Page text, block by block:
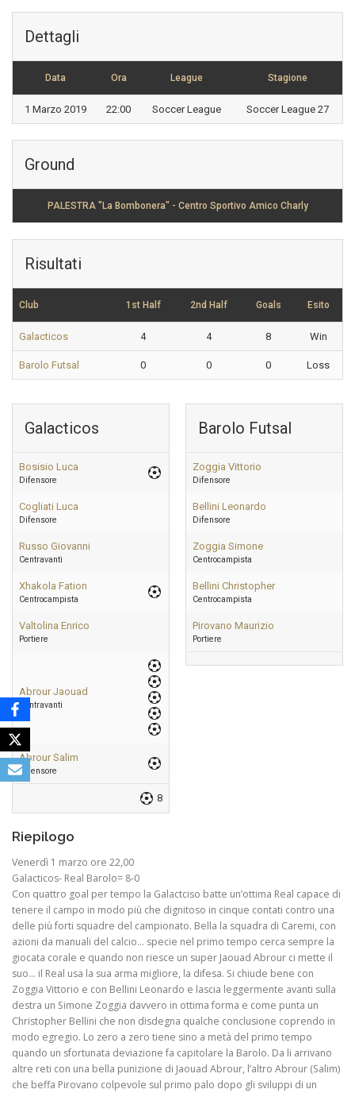
Dettagli
Data Ora League Stagione
1 Marzo 2019 22:00 Soccer League Soccer League 27
Ground
PALESTRA "La Bombonera" - Centro Sportivo Amico Charly
Risultati
Club 1st Half 2nd Half Goals Esito
Galacticos 4 4 8 Win
Barolo Futsal 0 0 0 Loss
Galacticos
Bosisio Luca
Difensore
Cogliati Luca
Difensore
Russo Giovanni
Centravanti
Xhakola Fation
Centrocampista
Valtolina Enrico
Portiere
Abrour Jaouad
Centravanti
Abrour Salim
Difensore
8
Barolo Futsal
Zoggia Vittorio
Difensore
Bellini Leonardo
Difensore
Zoggia Simone
Centrocampista
Bellini Christopher
Centrocampista
Pirovano Maurizio
Portiere
Riepilogo
Venerdì 1 marzo ore 22,00
Galacticos- Real Barolo= 8-0
Con quattro goal per tempo la Galactciso batte un’ottima Real capace di
tenere il campo in modo più che dignitoso in cinque contati contro una
delle più forti squadre del campionato. Bella la squadra di Caremi, con
azioni da manuali del calcio… specie nel primo tempo cerca sempre la
giocata corale e quando non riesce un super Jaouad Abrour ci mette il
suo… il Real usa la sua arma migliore, la difesa. Si chiude bene con
Zoggia Vittorio e con Bellini Leonardo e lascia leggermente avanti sulla
destra un Simone Zoggia davvero in ottima forma e come punta un
Christopher Bellini che non disdegna qualche conclusione coprendo in
modo egregio. Lo zero a zero tiene sino a metà del primo tempo
quando un sfortunata deviazione fa capitolare la Barolo. Da li arrivano
altre reti con una bella punizione di Jaouad Abrour, l’altro Abrour (Salim)
che beffa Pirovano colpevole sul primo palo dopo gli sviluppi di un